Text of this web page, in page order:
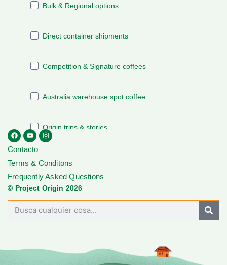
Contacto
Terms & Conditons
Frequently Asked Questions
© Project Origin 2026